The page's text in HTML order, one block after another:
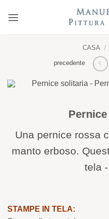
CASA /
precedente
Una pernice rossa
manto erboso.
tela
STAMPE IN TELA: